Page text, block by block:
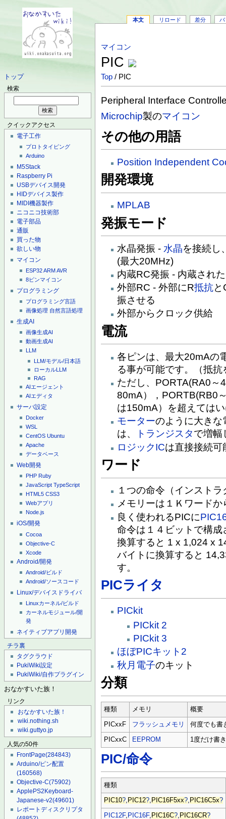
トップ
検索
クイックアクセス
電子工作
プロトタイピング
Arduino
M5Stack
Raspberry Pi
USBデバイス開発
HIDデバイス製作
MIDI機器製作
ニコニコ技術部
電子部品
通販
買った物
欲しい物
マイコン
ESP32ARMAVR
8ピンマイコン
プログラミング
プログラミング言語
画像処理 自然言語処理
生成AI
画像生成AI
動画生成AI
LLM
LLM/モデル/日本語
ローカルLLM
RAG
AIエージェント
AIエディタ
サーバ設定
Docker
WSL
CentOS Ubuntu
Apache
データベース
Web開発
PHP Ruby
JavaScript TypeScript
HTML5 CSS3
Webアプリ
Node.js
iOS/開発
Cocoa
Objective-C
Xcode
Android/開発
Android/ビルド
Android/ソースコード
Linux/デバイスドライバ
Linuxカーネル/ビルド
カーネルモジュール/開
発
ネイティブアプリ開発
チラ裏
タグクラウド
PukiWiki設定
PukiWiki/自作プラグイン
おなかすいた族！
リンク
おなかすいた族！
wiki.nothing.sh
wiki.guttyo.jp
人気の50件
FrontPage(284843)
Arduino/ピン配置
(160568)
Objective-C(75902)
ApplePS2Keyboard-
Japanese-v2(49601)
レポートディスクリプタ
本文 リロード 差分 バ
マイコン
PIC
Top / PIC
Peripheral Interface
Microchip製のマイコン
その他の用語
Position Independent
開発環境
MPLAB
発振モード
水晶発振 - 水晶を接続し
(最大20MHz)
内蔵RC発振 - 内蔵され
外部RC - 外部にR抵抗と
振させる
外部からクロック供給
電流
各ピンは、最大20mAの
る事が可能です。（抵
ただし、PORTA(RA0～
80mA），PORTB(RB0
は150mA）を超えては
モーターのように大きな
は、
トランジスタで増幅
ロジックICは直接接続可
ワード
１つの命令（インスト
メモリーは１Ｋワード
良く使われるPICに
命令は１４ビットで構
換算すると 1 x 1,024 x
バイトに換算すると
す。
PICライタ
PICkit
PICkit 2
PICkit 3
ほぼPICキット2
秋月電子のキット
分類
種類 メモリ 概要
PICxxF フラッシュメモリ 何度でも書
PICxxC EEPROM 1度だけ書
PIC/命令
種類
PIC10?, PIC12?, PIC16F5xx?, PIC16C5x?
PIC12F, PIC16F, PIC16C?, PIC16CR?